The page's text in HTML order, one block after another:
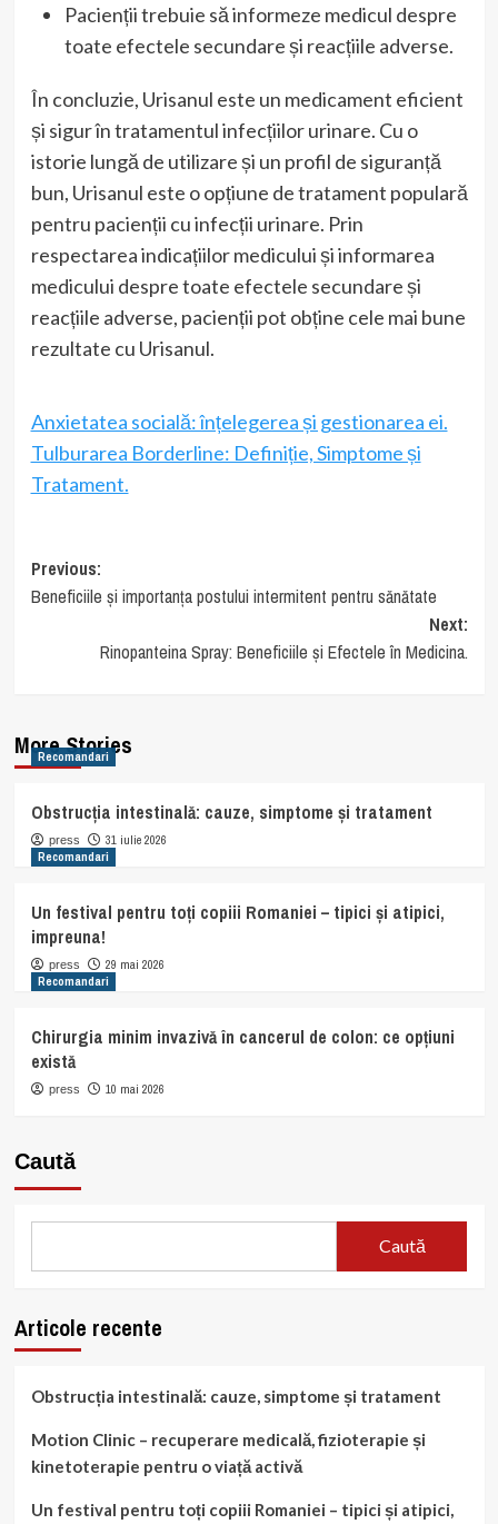
Pacienții trebuie să informeze medicul despre
toate efectele secundare și reacțiile adverse.
În concluzie, Urisanul este un medicament eficient
și sigur în tratamentul infecțiilor urinare. Cu o
istorie lungă de utilizare și un profil de siguranță
bun, Urisanul este o opțiune de tratament populară
pentru pacienții cu infecții urinare. Prin
respectarea indicațiilor medicului și informarea
medicului despre toate efectele secundare și
reacțiile adverse, pacienții pot obține cele mai bune
rezultate cu Urisanul.
Anxietatea socială: înțelegerea și gestionarea ei.
Tulburarea Borderline: Definiție, Simptome și
Tratament.
Post
navigation
Previous:
Beneficiile și importanța postului intermitent pentru sănătate
Next:
Rinopanteina Spray: Beneficiile și Efectele în Medicina.
More Stories
Recomandari
Obstrucția intestinală: cauze, simptome și tratament
press
31 iulie 2026
Recomandari
Un festival pentru toți copiii Romaniei – tipici și atipici,
impreuna!
press
29 mai 2026
Recomandari
Chirurgia minim invazivă în cancerul de colon: ce opțiuni
există
press 10 mai 2026
Caută
Caută
Articole recente
Obstrucția intestinală: cauze, simptome și tratament
Motion Clinic – recuperare medicală, fizioterapie și
kinetoterapie pentru o viață activă
Un festival pentru toți copiii Romaniei – tipici și atipici,